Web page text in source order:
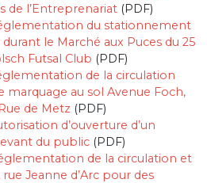
de l’Entreprenariat (PDF)
du stationnement
le Marché aux Puces du 25
Futsal Club (PDF)
de la circulation
marquage au sol Avenue Foch,
de Metz (PDF)
d’ouverture d’un
du public (PDF)
de la circulation et
Jeanne d’Arc pour des